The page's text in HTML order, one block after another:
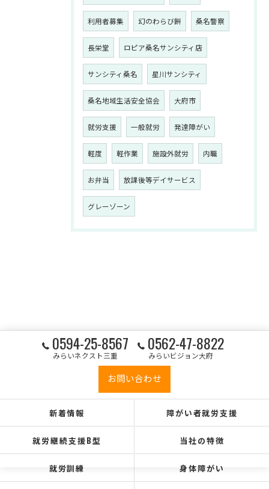
利用者募集 幻のわらび餅 桑名警察
長栄堂 ロピア桑名サンシティ店
サンシティ桑名 星川サンシティ
桑名地域生活安全協会 大府市
就労支援 一般就労 発達障がい
軽度 軽作業 施設外就労 内職
お弁当 放課後等デイサービス
グレーゾーン
0594-25-8567
みらいネクスト三重
0562-47-8822
みらいビジョン大府
お問い合わせ
新着情報 障がい者就労支援
就労継続支援B型 当社の特徴
就労訓練 身体障がい